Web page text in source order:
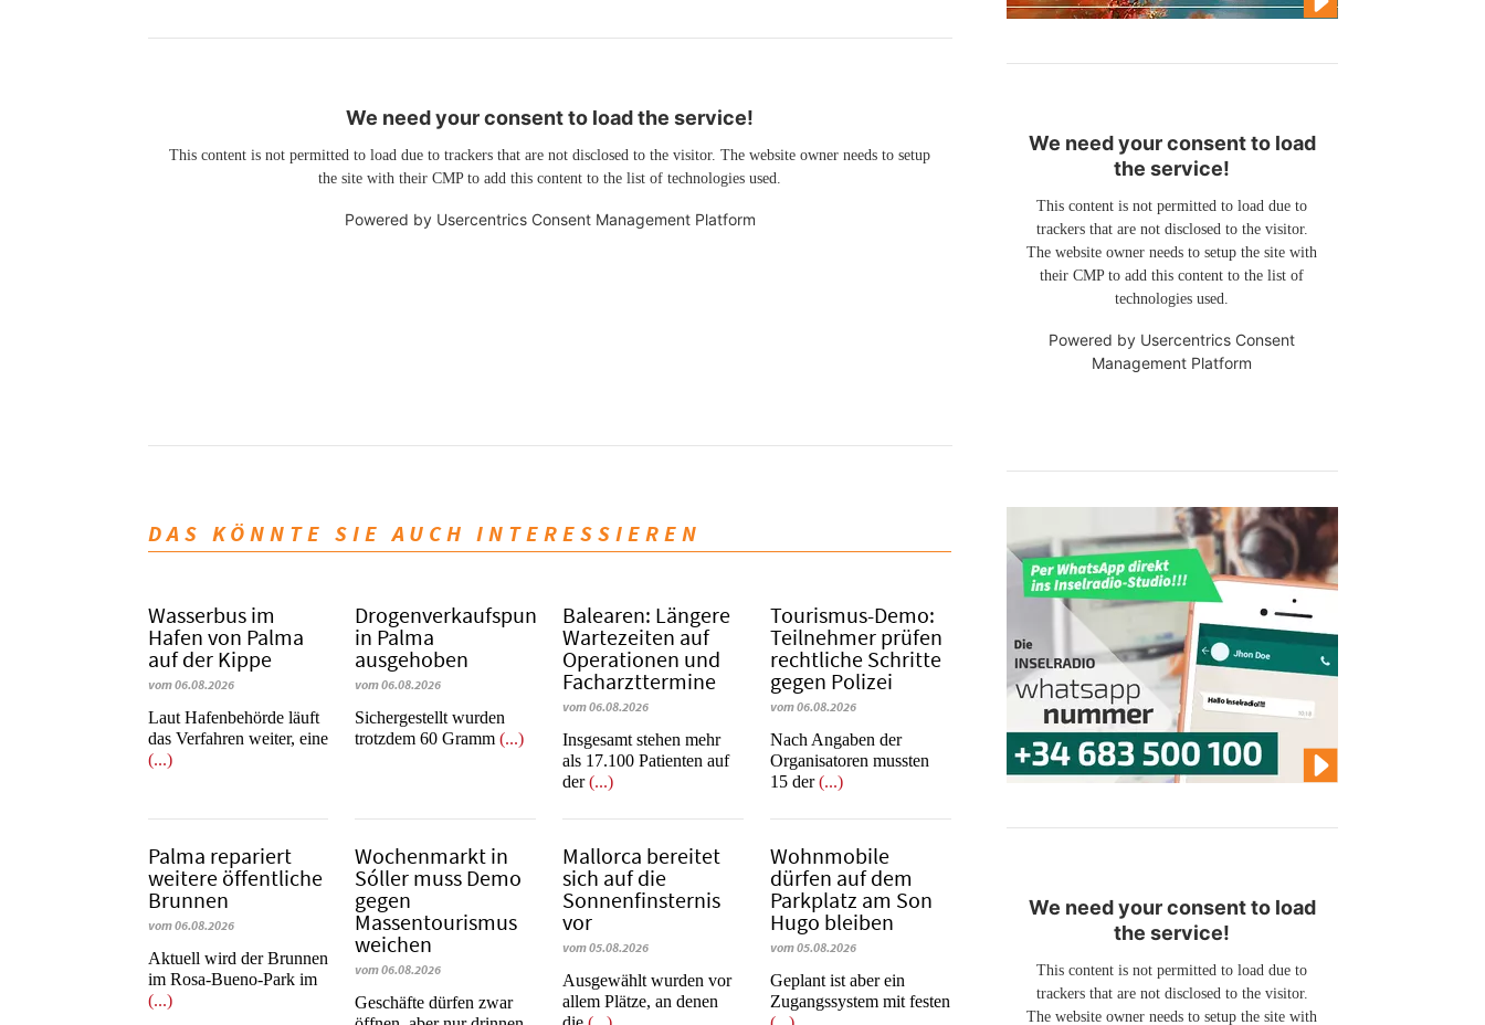
We need your consent to load the service!
This content is not permitted to load due to trackers that are not disclosed to the visitor. The website owner needs to setup
the site with their CMP to add this content to the list of technologies used.
Powered by Usercentrics Consent Management Platform
DAS KÖNNTE SIE AUCH INTERESSIEREN
Wasserbus im
Hafen von Palma
auf der Kippe
vom 06.08.2026
Laut Hafenbehörde läuft
das Verfahren weiter, eine
(...)
Drogenverkaufspunkt
in Palma
ausgehoben
vom 06.08.2026
​​​​​​​Sichergestellt wurden
trotzdem 60 Gramm(...)
Balearen: Längere
Wartezeiten auf
Operationen und
Facharzttermine
vom 06.08.2026
Insgesamt stehen mehr
als 17.100 Patienten auf
der(...)
Tourismus-Demo:
Teilnehmer prüfen
rechtliche Schritte
gegen Polizei
vom 06.08.2026
Nach Angaben der
Organisatoren mussten
15 der(...)
Palma repariert
weitere öffentliche
Brunnen
vom 06.08.2026
Aktuell wird der Brunnen
im Rosa-Bueno-Park im
(...)
Wochenmarkt in
Sóller muss Demo
gegen
Massentourismus
weichen
vom 06.08.2026
Geschäfte dürfen zwar
Mallorca bereitet
sich auf die
Sonnenfinsternis
vor
vom 05.08.2026
Ausgewählt wurden vor
allem Plätze, an denen
Wohnmobile
dürfen auf dem
Parkplatz am Son
Hugo bleiben
vom 05.08.2026
Geplant ist aber ein
Zugangssystem mit festen
We need your consent to load
the service!
This content is not permitted to load due to
trackers that are not disclosed to the visitor.
The website owner needs to setup the site with
their CMP to add this content to the list of
technologies used.
Powered by Usercentrics Consent
Management Platform
We need your consent to load
the service!
This content is not permitted to load due to
trackers that are not disclosed to the visitor.
The website owner needs to setup the site with